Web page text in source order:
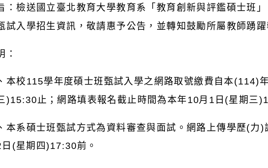
：檢送國立臺北教育大學教育系「教育創新與評鑑碩士班」
試入學招生資訊，敬請惠予公告，並轉知鼓勵所屬教師踴躍
：
本校115學年度碩士班甄試入學之網路取號繳費自本(114)年
)15:30 止；網路填表報名截止時間為本年10月 1 日 (星期三
本系碩士班甄試方式為資料審查與面試。網路上傳學歷(力)
日 (星期四)17:30前。